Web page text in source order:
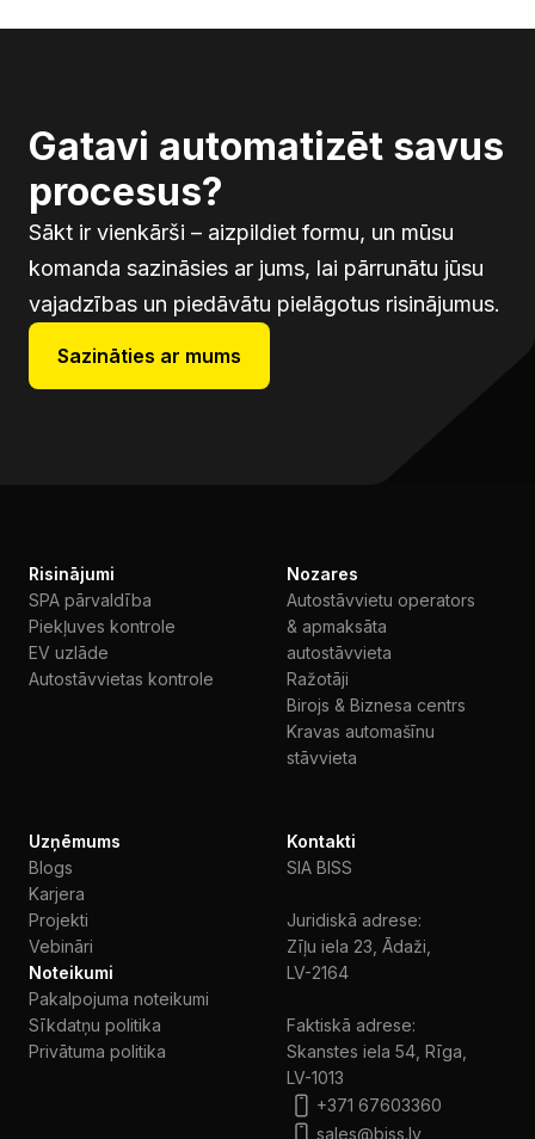
Gatavi automatizēt savus
procesus?
Sākt ir vienkārši – aizpildiet formu, un mūsu
komanda sazināsies ar jums, lai pārrunātu jūsu
vajadzības un piedāvātu pielāgotus risinājumus.
Sazināties ar mums
Risinājumi
SPA pārvaldība
Piekļuves kontrole
EV uzlāde
Autostāvvietas kontrole
Nozares
Autostāvvietu operators
& apmaksāta
autostāvvieta
Ražotāji
Birojs & Biznesa centrs
Kravas automašīnu
stāvvieta
Uzņēmums
Blogs
Karjera
Projekti
Vebināri
Noteikumi
Pakalpojuma noteikumi
Sīkdatņu politika
Privātuma politika
Kontakti
SIA BISS
Juridiskā adrese:
Zīļu iela 23, Ādaži,
LV-2164
Faktiskā adrese:
Skanstes iela 54, Rīga,
LV-1013
+371 67603360
sales@biss.lv